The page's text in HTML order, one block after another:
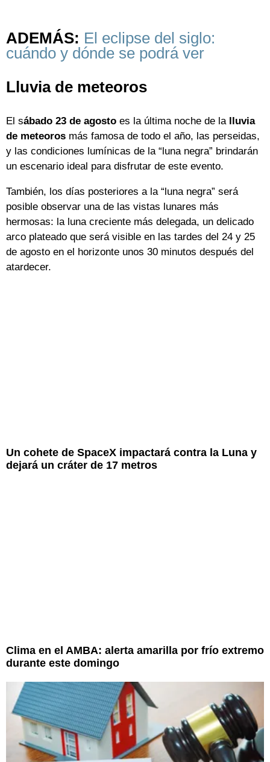
ADEMÁS: El eclipse del siglo:
cuándo y dónde se podrá ver
Lluvia de meteoros
El sábado 23 de agosto es la última noche de la
lluvia
de meteoros más famosa de todo el año, las perseidas,
y las condiciones lumínicas de la “luna negra” brindarán
un escenario ideal para disfrutar de este evento.
También, los días posteriores a la “luna negra” será
posible observar una de las vistas lunares más
hermosas: la luna creciente más delegada, un delicado
arco plateado que será visible en las tardes del 24 y 25
de agosto en el horizonte unos 30 minutos después del
atardecer.
Un cohete de SpaceX impactará contra la Luna y
dejará un cráter de 17 metros
Clima en el AMBA: alerta amarilla por frío extremo
durante este domingo